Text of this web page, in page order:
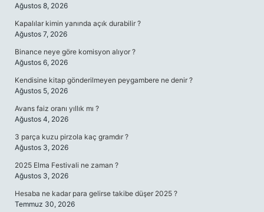
Ağustos 8, 2026
Kapalılar kimin yanında açık durabilir ?
Ağustos 7, 2026
Binance neye göre komisyon alıyor ?
Ağustos 6, 2026
Kendisine kitap gönderilmeyen peygambere ne denir ?
Ağustos 5, 2026
Avans faiz oranı yıllık mı ?
Ağustos 4, 2026
3 parça kuzu pirzola kaç gramdır ?
Ağustos 3, 2026
2025 Elma Festivali ne zaman ?
Ağustos 3, 2026
Hesaba ne kadar para gelirse takibe düşer 2025 ?
Temmuz 30, 2026